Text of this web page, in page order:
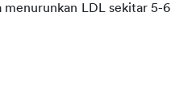
menurunkan LDL sekitar 5-6